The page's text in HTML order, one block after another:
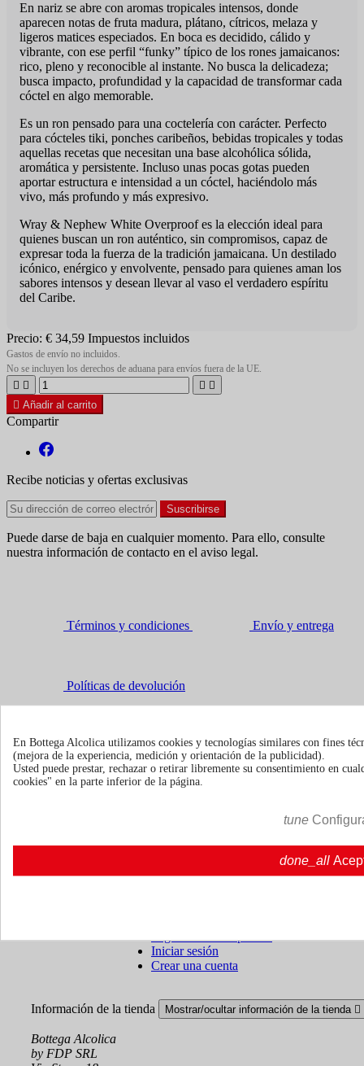
En nariz se abre con aromas tropicales intensos, donde
aparecen notas de fruta madura, plátano, cítricos, melaza y
ligeros matices especiados. En boca es decidido, cálido y
vibrante, con ese perfil “funky” típico de los rones jamaicanos:
rico, pleno y reconocible al instante. No busca la delicadeza;
busca impacto, profundidad y la capacidad de transformar cada
cóctel en algo memorable.
Es un ron pensado para una coctelería con carácter. Perfecto
para cócteles tiki, ponches caribeños, bebidas tropicales y todas
aquellas recetas que necesitan una base alcohólica sólida,
aromática y persistente. Incluso unas pocas gotas pueden
aportar estructura e intensidad a un cóctel, haciéndolo más
vivo, más profundo y más expresivo.
Wray & Nephew White Overproof es la elección ideal para
quienes buscan un ron auténtico, sin compromisos, capaz de
expresar toda la fuerza de la tradición jamaicana. Un destilado
icónico, enérgico y envolvente, pensado para quienes aman los
sabores intensos y desean llevar al vaso el verdadero espíritu
del Caribe.
Precio: € 34,59 Impuestos incluidos
Gastos de envío no incluidos.
No se incluyen los derechos de aduana para envíos fuera de la UE.
   
 Añadir al carrito
Compartir
Recibe noticias y ofertas exclusivas
Puede darse de baja en cualquier momento. Para ello, consulte
nuestra información de contacto en el aviso legal.
Términos y condiciones Envío y entrega
Políticas de devolución
Quienes somosQuienes somos |
FAQPreguntas frecuentes | Bottegaalcolica.com
Contacte con nosotros
Mostrar/ocultar enlaces de información 
Cookie policy
Ristoranti - Bar - Catering - Hotel
Iniciar sesión
Crear una cuenta
Información de la tienda Mostrar/ocultar información de la tienda 
Bottega Alcolica
by FDP SRL
En Bottega Alcolica utilizamos cookies y tecnologías similares con fines
(mejora de la experiencia, medición y orientación de la publicidad).
Usted puede prestar, rechazar o retirar libremente su consentimiento en
cookies" en la parte inferior de la página.
tune
done_all